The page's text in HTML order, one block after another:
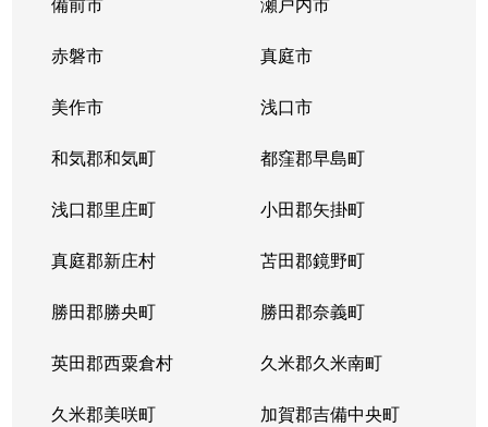
赤磐市 真庭市
美作市 浅口市
和気郡和気町 都窪郡早島町
浅口郡里庄町 小田郡矢掛町
真庭郡新庄村 苫田郡鏡野町
勝田郡勝央町 勝田郡奈義町
英田郡西粟倉村 久米郡久米南町
久米郡美咲町 加賀郡吉備中央町